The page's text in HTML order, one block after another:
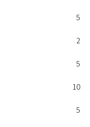
5
2
5
10
5